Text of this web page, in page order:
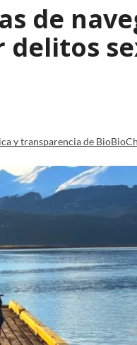
de
y transparencia de